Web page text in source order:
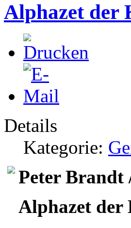
Alphazet der
Details
Kategorie:
Peter Brandt
Alphazet der